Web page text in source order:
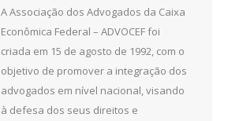
A Associação dos Advogados da Caixa
Econômica Federal – ADVOCEF foi
criada em 15 de agosto de 1992, com o
objetivo de promover a integração dos
advogados em nível nacional, visando
à defesa dos seus direitos e